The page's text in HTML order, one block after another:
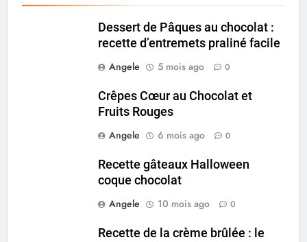
Dessert de Pâques au chocolat :
recette d’entremets praliné facile
Angele
5 mois ago 0
Crêpes Cœur au Chocolat et
Fruits Rouges
Angele
6 mois ago 0
Recette gâteaux Halloween
coque chocolat
Angele
10 mois ago 0
Recette de la crème brûlée : le